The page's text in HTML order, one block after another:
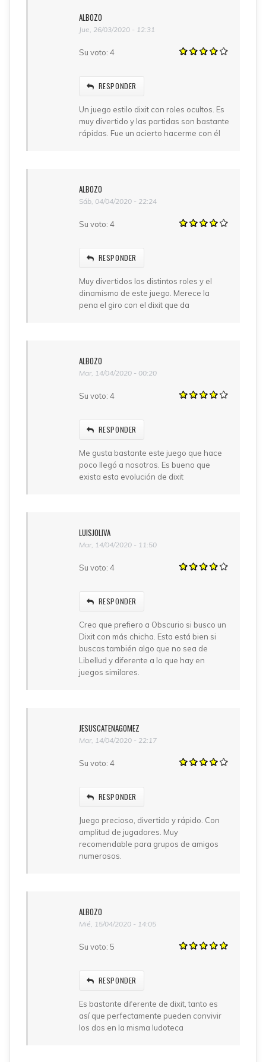
ALBOZO
Jue, 26/03/2020 - 12:31
Su voto: 4
RESPONDER
Un juego estilo dixit con roles ocultos. Es
muy divertido y las partidas son bastante
rápidas. Fue un acierto hacerme con él
ALBOZO
Sáb, 04/04/2020 - 22:24
Su voto: 4
RESPONDER
Muy divertidos los distintos roles y el
dinamismo de este juego. Merece la
pena el giro con el dixit que da
ALBOZO
Mar, 14/04/2020 - 00:20
Su voto: 4
RESPONDER
Me gusta bastante este juego que hace
poco llegó a nosotros. Es bueno que
exista esta evolución de dixit
LUISJOLIVA
Mar, 14/04/2020 - 11:50
Su voto: 4
RESPONDER
Creo que prefiero a Obscurio si busco un
Dixit con más chicha. Esta está bien si
buscas también algo que no sea de
Libellud y diferente a lo que hay en
juegos similares.
JESUSCATENAGOMEZ
Mar, 14/04/2020 - 22:17
Su voto: 4
RESPONDER
Juego precioso, divertido y rápido. Con
amplitud de jugadores. Muy
recomendable para grupos de amigos
numerosos.
ALBOZO
Mié, 15/04/2020 - 14:05
Su voto: 5
RESPONDER
Es bastante diferente de dixit, tanto es
así que perfectamente pueden convivir
los dos en la misma ludoteca